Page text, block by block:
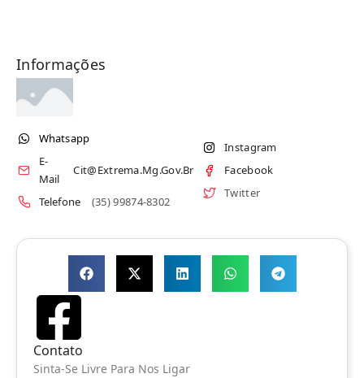
Informações
Whatsapp
E-
Mail
Cit@extrema.mg.gov.br
Telefone (35) 99874-8302
Instagram
Facebook
Twitter
Contato
Sinta-Se Livre Para Nos Ligar